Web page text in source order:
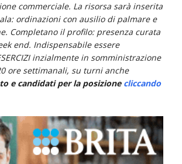
commerciale. La risorsa sarà inserita
ordinazioni con ausilio di palmare e
Completano il profilo: presenza curata
end. Indispensabile essere
inzialmente in somministrazione
ore settimanali, su turni anche
e candidati per la posizione cliccando